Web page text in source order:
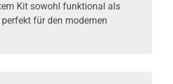
Kit sowohl funktional als
für den modernen